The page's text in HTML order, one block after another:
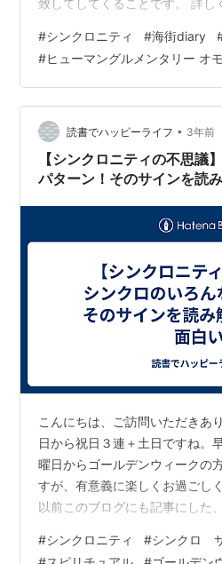
致してしてくることです。 詳し
poporomaru.hatenablog.com 最
クロだな」とすごく感じるのは
うのも、ネットやテレビなど、
るものが目に飛び込んできます
が、この前放送していた「海街
DASH！！」でやって…
#シンクロニティ #海街diary
#ヒューマングルメンタリー オ
読書でハッピーライフ • 3年前
【シンクロニティの不思議
パターン！そのサインを読
こんにちは、ご訪問いただきあ
日から祝日３連＋土日ですね。
曜日からゴールデンウィークの
すが、有意義に楽しくお過ごし
以前このブログにも記事にした
出版）より、シンクロニティに
#シンクロニティ #シンクロ